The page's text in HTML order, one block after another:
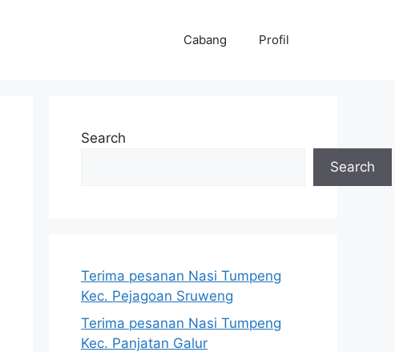
Cabang Profil
Search
Search
Terima pesanan Nasi Tumpeng
Kec. Pejagoan Sruweng
Terima pesanan Nasi Tumpeng
Kec. Panjatan Galur